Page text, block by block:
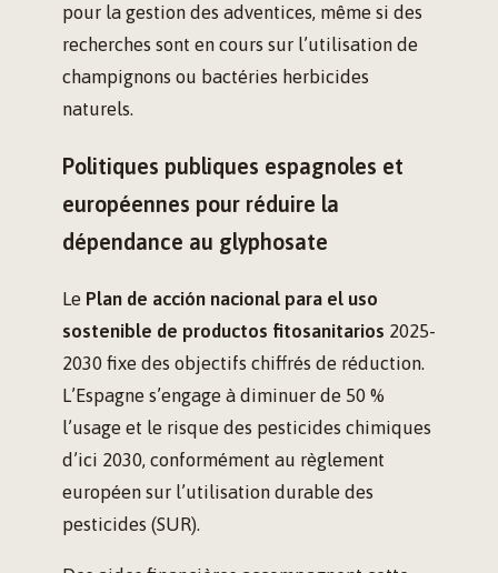
pour la gestion des adventices, même si des
recherches sont en cours sur l’utilisation de
champignons ou bactéries herbicides
naturels.
Politiques publiques espagnoles et
européennes pour réduire la
dépendance au glyphosate
Le Plan de acción nacional para el uso
sostenible de productos fitosanitarios 2025-
2030 fixe des objectifs chiffrés de réduction.
L’Espagne s’engage à diminuer de 50 %
l’usage et le risque des pesticides chimiques
d’ici 2030, conformément au règlement
européen sur l’utilisation durable des
pesticides (SUR).